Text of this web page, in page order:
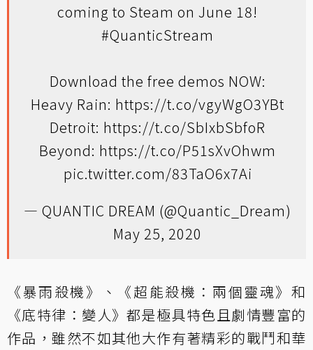
coming to Steam on June 18!
#QuanticStream
Download the free demos NOW:
Heavy Rain: https://t.co/vgyWgO3YBt
Detroit: https://t.co/SbIxbSbfoR
Beyond: https://t.co/P51sXvOhwm
pic.twitter.com/83TaO6x7Ai
— QUANTIC DREAM (@Quantic_Dream)
May 25, 2020
《暴雨殺機》、《超能殺機：兩個靈魂》和
《底特律：變人》都是極具特色且劇情豐富的
作品，雖然不如其他大作有著精彩的戰鬥和華